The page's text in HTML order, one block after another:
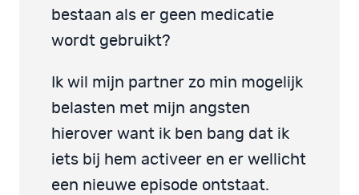
bestaan als er geen medicatie
wordt gebruikt?
Ik wil mijn partner zo min mogelijk
belasten met mijn angsten
hierover want ik ben bang dat ik
iets bij hem activeer en er wellicht
een nieuwe episode ontstaat.